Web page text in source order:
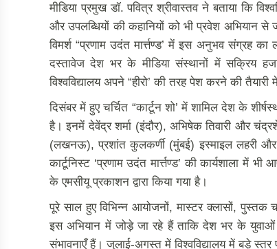
मीडिया प्रमुख डॉ. पवित्र श्रीवास्तव ने बताया कि
और उपलब्धियों की कहानियों को भी प्रवेश अभियान से
विमर्श “प्रणाम उदंत मार्त्तण्ड’ में इस अनुभव संग्रह
दस्तावेज देश भर के मीडिया संस्थानों में सक्रिय
विश्वविद्यालय अपने “हीरो’ की तरह पेश करने की तैयारी
दिसंबर में हुए चर्चित “कार्टून शो’ में शामिल देश के
है। इनमें देवेंद्र शर्मा (इंदौर), अभिषेक तिवारी और
(लखनऊ), प्रशांत कुलकर्णी (मुंबई) इस्माइल लहरी और
कार्टूनिस्ट ‘प्रणाम उदंत मार्त्तण्ड’ की कार्यशाला में
के एमसीयू प्रकाशन द्वारा किया गया है।
पूरे साल हुए विभिन्न आयोजनों, मास्टर क्लासों,
इस अभियान में जोड़े जा रहे हैं ताकि देश भर के युवाओं
संभावनाएँ हैं। जुलाई-अगस्त में विश्वविद्यालय में बड़े स्तर